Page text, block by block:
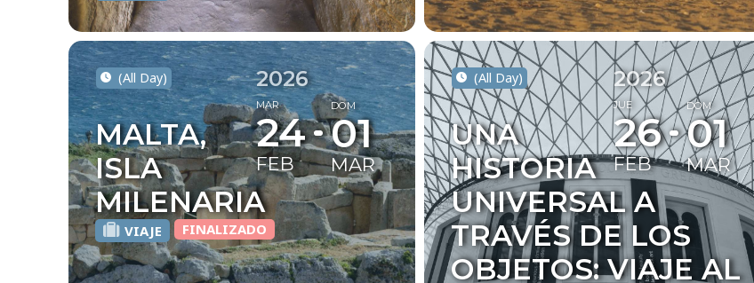
2026
MAR
24
FEB
DOM
01
MAR
(All Day)
MALTA,
ISLA
MILENARIA
VIAJE FINALIZADO
2026
JUE
26
FEB
DOM
01
MAR
(All Day)
UNA
HISTORIA
UNIVERSAL A
TRAVÉS DE LOS
OBJETOS: VIAJE AL